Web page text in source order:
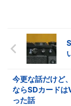
今更な話だけど
ならSDカード
った話